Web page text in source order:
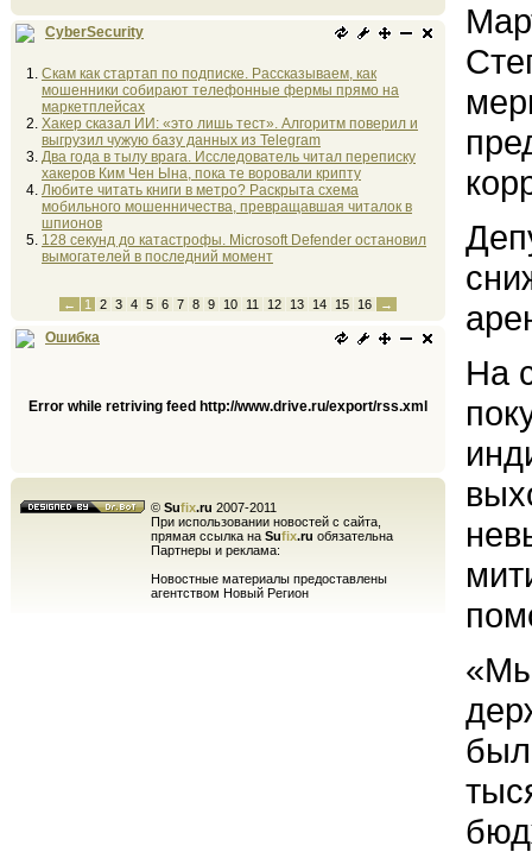
CyberSecurity
Скам как стартап по подписке. Рассказываем, как
мошенники собирают телефонные фермы прямо на
маркетплейсах
Хакер сказал ИИ: «это лишь тест». Алгоритм поверил и
выгрузил чужую базу данных из Telegram
Два года в тылу врага. Исследователь читал переписку
хакеров Ким Чен Ына, пока те воровали крипту
Любите читать книги в метро? Раскрыта схема
мобильного мошенничества, превращавшая читалок в
шпионов
128 секунд до катастрофы. Microsoft Defender остановил
вымогателей в последний момент
← 1 2 3 4 5 6 7 8 9 10 11 12 13 14 15 16 →
Ошибка
Error while retriving feed http://www.drive.ru/export/rss.xml
© Sufix.ru 2007-2011
При использовании новостей с сайта,
прямая ссылка на Sufix.ru обязательна
Партнеры и реклама:
Новостные материалы предоставлены
агентством Новый Регион
На
«Мы